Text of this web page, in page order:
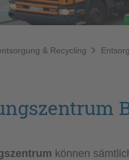
& Recycling
können